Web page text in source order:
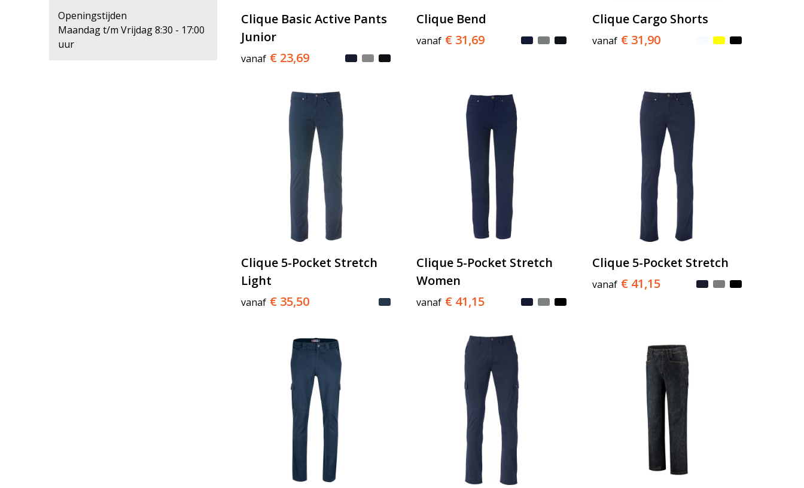
Openingstijden
Maandag t/m Vrijdag 8:30 - 17:00
uur
Clique Basic Active Pants
Junior
vanaf € 23,69
Clique Bend
vanaf € 31,69
Clique Cargo Shorts
vanaf € 31,90
Clique 5-Pocket Stretch
Light
vanaf € 35,50
Clique 5-Pocket Stretch
Women
vanaf € 41,15
Clique 5-Pocket Stretch
vanaf € 41,15